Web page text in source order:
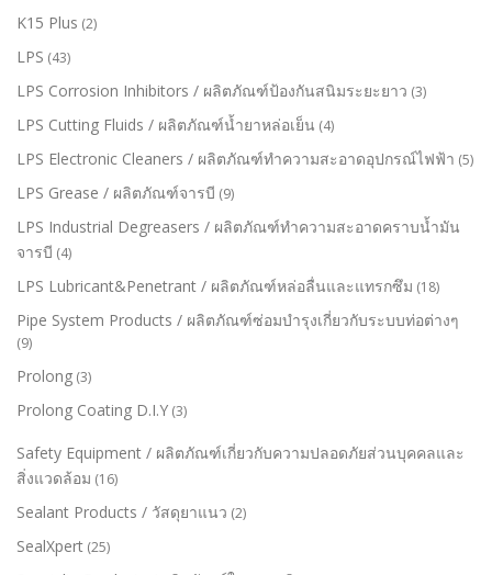
K15 Plus (2)
LPS (43)
LPS Corrosion Inhibitors / ผลิตภัณฑ์ป้องกันสนิมระยะยาว (3)
LPS Cutting Fluids / ผลิตภัณฑ์น้ำยาหล่อเย็น (4)
LPS Electronic Cleaners / ผลิตภัณฑ์ทำความสะอาดอุปกรณ์ไฟฟ้า (5)
LPS Grease / ผลิตภัณฑ์จารบี (9)
LPS Industrial Degreasers / ผลิตภัณฑ์ทำความสะอาดคราบน้ำมัน
จารบี (4)
LPS Lubricant&Penetrant / ผลิตภัณฑ์หล่อลื่นและแทรกซึม (18)
Pipe System Products / ผลิตภัณฑ์ซ่อมบำรุงเกี่ยวกับระบบท่อต่างๆ
(9)
Prolong (3)
Prolong Coating D.I.Y (3)
Safety Equipment / ผลิตภัณฑ์เกี่ยวกับความปลอดภัยส่วนบุคคลและ
สิ่งแวดล้อม (16)
Sealant Products / วัสดุยาแนว (2)
SealXpert (25)